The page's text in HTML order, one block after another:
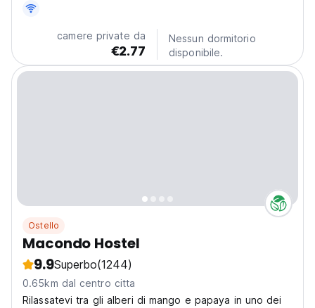
per veicoli crossover, tramite una strada che unisce 6,2
km di strada asfaltata e 4,8 km di strada...
camere private da
€2.77
Nessun dormitorio
disponibile.
Ostello
Macondo Hostel
9.9Superbo(1244)
0.65km dal centro citta
Rilassatevi tra gli alberi di mango e papaya in uno dei